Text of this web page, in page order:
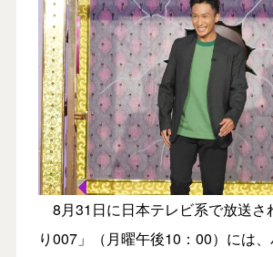
8月31日に日本テレビ系で放送さ
り007」（月曜午後10：00）には